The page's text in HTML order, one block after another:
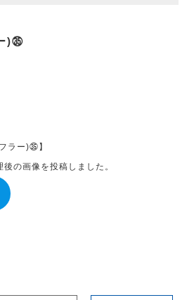
)㉟
ラー)㉟】
の画像を投稿しました。